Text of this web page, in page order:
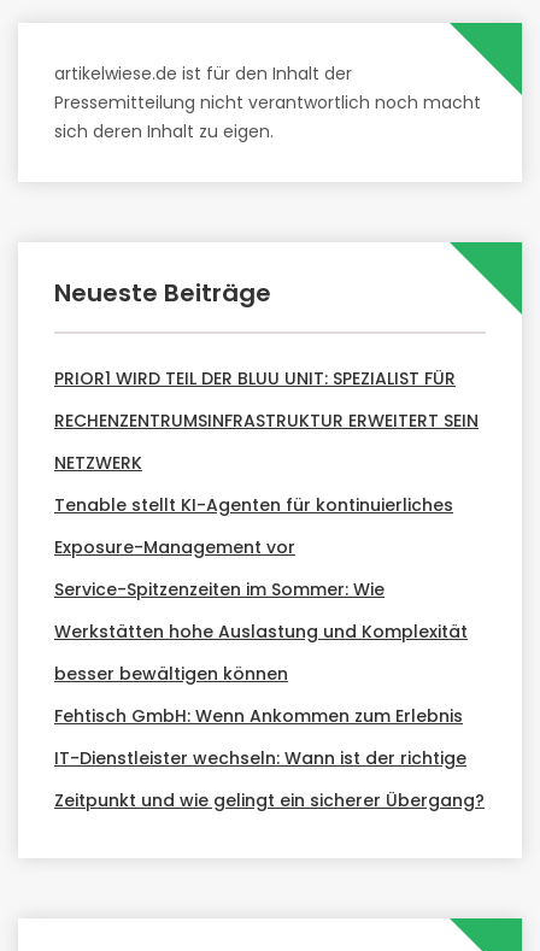
artikelwiese.de ist für den Inhalt der
Pressemitteilung nicht verantwortlich noch macht
sich deren Inhalt zu eigen.
Neueste Beiträge
PRIOR1 WIRD TEIL DER BLUU UNIT: SPEZIALIST FÜR
RECHENZENTRUMSINFRASTRUKTUR ERWEITERT SEIN
NETZWERK
Tenable stellt KI-Agenten für kontinuierliches
Exposure-Management vor
Service-Spitzenzeiten im Sommer: Wie
Werkstätten hohe Auslastung und Komplexität
besser bewältigen können
Fehtisch GmbH: Wenn Ankommen zum Erlebnis
IT-Dienstleister wechseln: Wann ist der richtige
Zeitpunkt und wie gelingt ein sicherer Übergang?